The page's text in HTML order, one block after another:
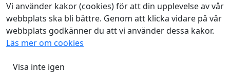
Vi använder kakor (cookies) för att din upplevelse av vår
webbplats ska bli bättre. Genom att klicka vidare på vår
webbplats godkänner du att vi använder dessa kakor.
Läs mer om cookies
Visa inte igen